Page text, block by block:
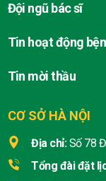
CƠ SỞ HÀ NỘI
Địa chỉ: Số 78
Tổng đài đặt
Đội ngũ bác sĩ
Tin hoạt động
Tin mời thầu